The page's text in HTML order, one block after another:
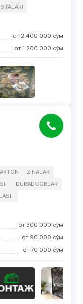
от 2 400 000 сўм
от 1 200 000 сўм
ZINALAR
DURADGORLAR
от 300 000 сўм
от 90 000 сўм
от 70 000 сўм